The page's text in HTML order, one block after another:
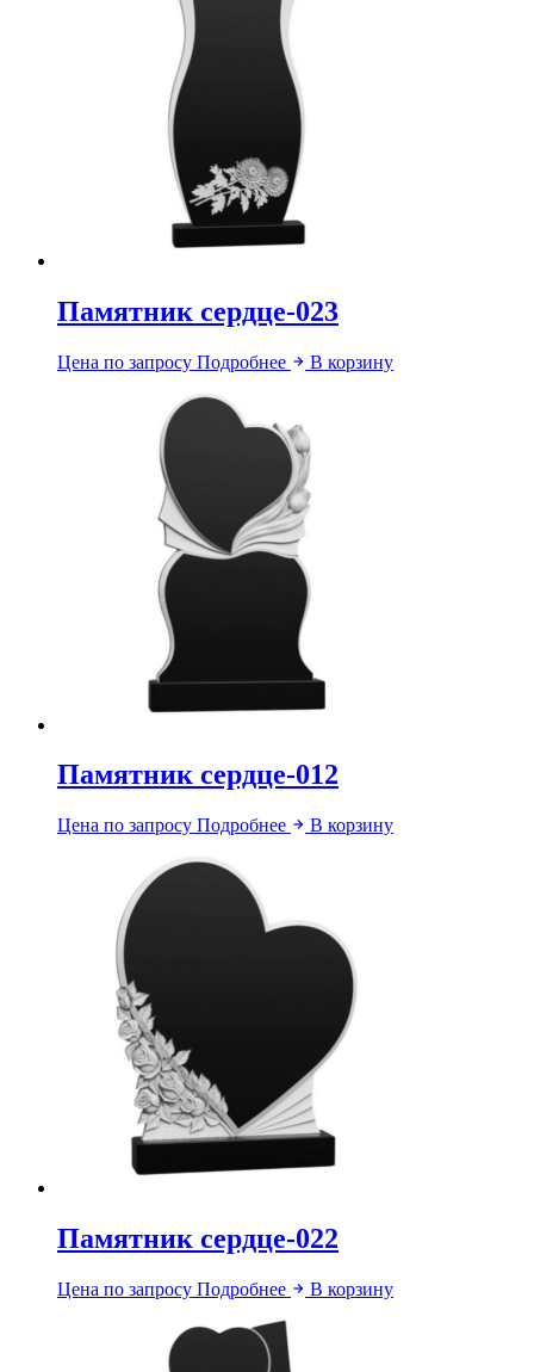
Памятник сердце-023
Цена по запросу Подробнее В корзину
Памятник сердце-012
Цена по запросу Подробнее В корзину
Памятник сердце-022
Цена по запросу Подробнее В корзину